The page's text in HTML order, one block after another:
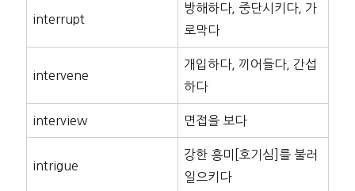
interrupt
방해하다, 중단시키다, 가
로막다
intervene
개입하다, 끼어들다, 간섭
하다
interview 면접을 보다
intrigue
강한 흥미[호기심]를 불러
일으키다